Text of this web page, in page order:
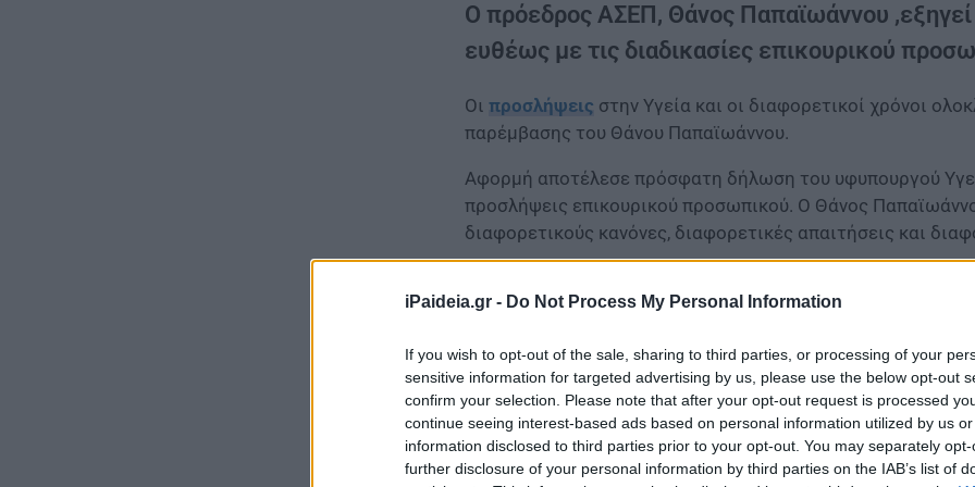
iPaideia.gr - Do Not Process My Personal Information
If you wish to opt-out of the sale, sharing to third parties, or processing of your
sensitive information for targeted advertising by us, please use the below opt-out
confirm your selection. Please note that after your opt-out request is processed
continue seeing interest-based ads based on personal information utilized by us
information disclosed to third parties prior to your opt-out. You may separately
further disclosure of your personal information by third parties on the IAB’s list of
Ο πρόεδρος ΑΣΕΠ, Θάνος Παπαϊωάννου
ευθέως με τις διαδικασίες επικουρικού
Οι προσλήψεις στην Υγεία και οι διαφορετικοί χρόνοι
παρέμβασης του Θάνου Παπαϊωάννου.
Αφορμή αποτέλεσε πρόσφατη δήλωση του υφυπουργού
προσλήψεις επικουρικού προσωπικού. Ο Θάνος
διαφορετικούς κανόνες, διαφορετικές απαιτήσεις και